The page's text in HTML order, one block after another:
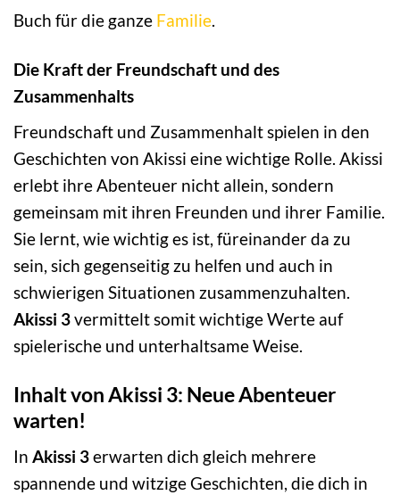
Buch für die ganze Familie.
Die Kraft der Freundschaft und des
Zusammenhalts
Freundschaft und Zusammenhalt spielen in den
Geschichten von Akissi eine wichtige Rolle. Akissi
erlebt ihre Abenteuer nicht allein, sondern
gemeinsam mit ihren Freunden und ihrer Familie.
Sie lernt, wie wichtig es ist, füreinander da zu
sein, sich gegenseitig zu helfen und auch in
schwierigen Situationen zusammenzuhalten.
Akissi 3vermittelt somit wichtige Werte auf
spielerische und unterhaltsame Weise.
Inhalt von Akissi 3: Neue Abenteuer
warten!
In Akissi 3erwarten dich gleich mehrere
spannende und witzige Geschichten, die dich in